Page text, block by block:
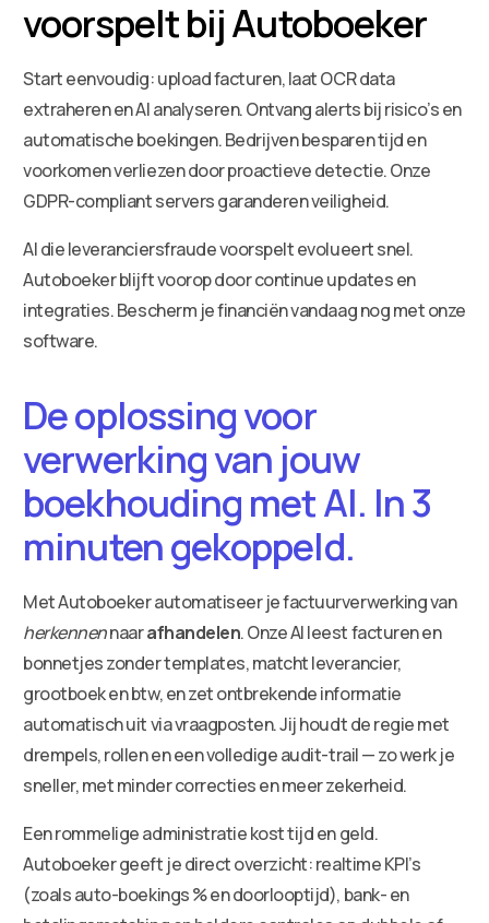
voorspelt bij Autoboeker
Start eenvoudig: upload facturen, laat OCR data
extraheren en AI analyseren. Ontvang alerts bij risico’s en
automatische boekingen. Bedrijven besparen tijd en
voorkomen verliezen door proactieve detectie. Onze
GDPR-compliant servers garanderen veiligheid.
AI die leveranciersfraude voorspelt evolueert snel.
Autoboeker blijft voorop door continue updates en
integraties. Bescherm je financiën vandaag nog met onze
software.
De oplossing voor
verwerking van jouw
boekhouding met AI. In 3
minuten gekoppeld.
Met Autoboeker automatiseer je factuurverwerking van
herkennennaarafhandelen. Onze AI leest facturen en
bonnetjes zonder templates, matcht leverancier,
grootboek en btw, en zet ontbrekende informatie
automatisch uit via vraagposten. Jij houdt de regie met
drempels, rollen en een volledige audit-trail — zo werk je
sneller, met minder correcties en meer zekerheid.
Een rommelige administratie kost tijd en geld.
Autoboeker geeft je direct overzicht: realtime KPI’s
(zoals auto-boekings % en doorlooptijd), bank- en